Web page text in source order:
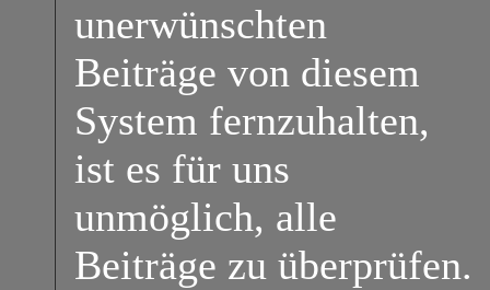
unerwünschten
Beiträge von diesem
System fernzuhalten,
ist es für uns
unmöglich, alle
Beiträge zu überprüfen.